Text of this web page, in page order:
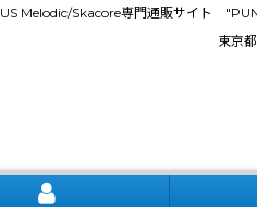
US Melodic/Skacore専門通販サイト
東京